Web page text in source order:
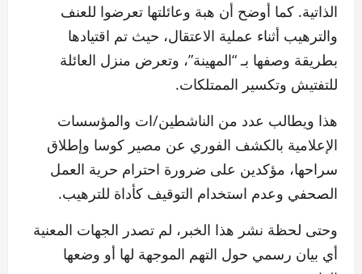
الذاتية. كما أوضح أن هبة وعائلتها تعرضوا للعنف
والترهيب أثناء عملية الاعتقال، حيث تم اقتيادها
بطريقة وصفها بـ “المهينة”، وتعرض منزل العائلة
للتفتيش وتكسير الممتلكات.
هذا ويطالب عدد من الناشطين/ات والمؤسسات
الإعلامية بالكشف الفوري عن مصير كوسا وإطلاق
سراحها، مؤكدين على ضرورة احترام حرية العمل
الصحفي وعدم استخدام التوقيف كأداة للترهيب.
وحتى لحظة نشر هذا الخبر، لم تصدر الجهات المعنية
أي بيان رسمي حول التهم الموجهة لها أو وضعها